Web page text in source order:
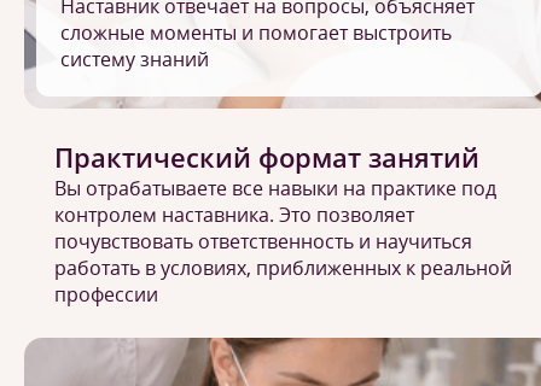
Наставник отвечает на вопросы, объясняет
сложные моменты и помогает выстроить
систему знаний
Практический формат занятий
Вы отрабатываете все навыки на практике под
контролем наставника. Это позволяет
почувствовать ответственность и научиться
работать в условиях, приближенных к реальной
профессии